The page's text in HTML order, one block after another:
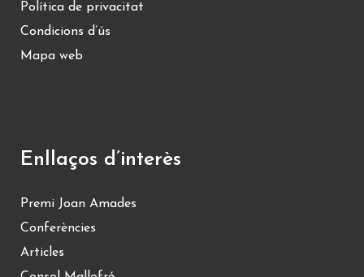
Política de privacitat
Condicions d’ús
Mapa web
Enllaços d’interès
Premi Joan Amades
Conferències
Articles